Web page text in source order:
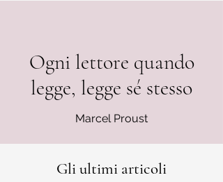
Ogni lettore quando
legge, legge sé stesso
Marcel Proust
Gli ultimi articoli